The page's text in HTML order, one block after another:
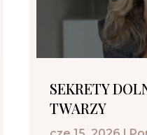
SEKRETY
TWARZY